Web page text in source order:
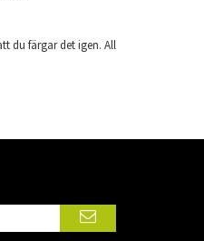
du färgar det igen. All